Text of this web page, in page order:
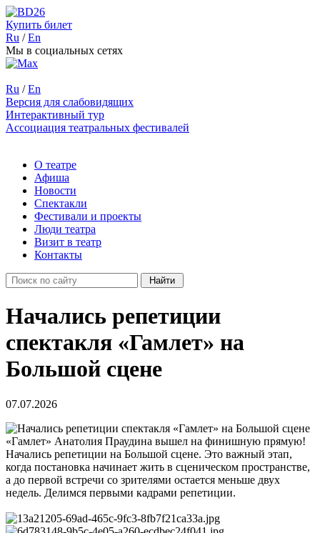
Купить билет
Ru /En
Мы в социальных сетях
Ru / En
Версия для слабовидящих
Интерактивный тур
Ассоциация театральных фестивалей
О театре
Афиша
Новости
Спектакли
Фестивали и проекты
Люди театра
Визит в театр
Контакты
Начались репетиции
спектакля «Гамлет» на
Большой сцене
07.07.2026
«Гамлет» Анатолия Праудина вышел на финишную прямую!
Начались репетиции на Большой сцене. Это важный этап,
когда постановка начинает жить в сценическом пространстве,
а до первой встречи со зрителями остается меньше двух
недель. Делимся первыми кадрами репетиции.